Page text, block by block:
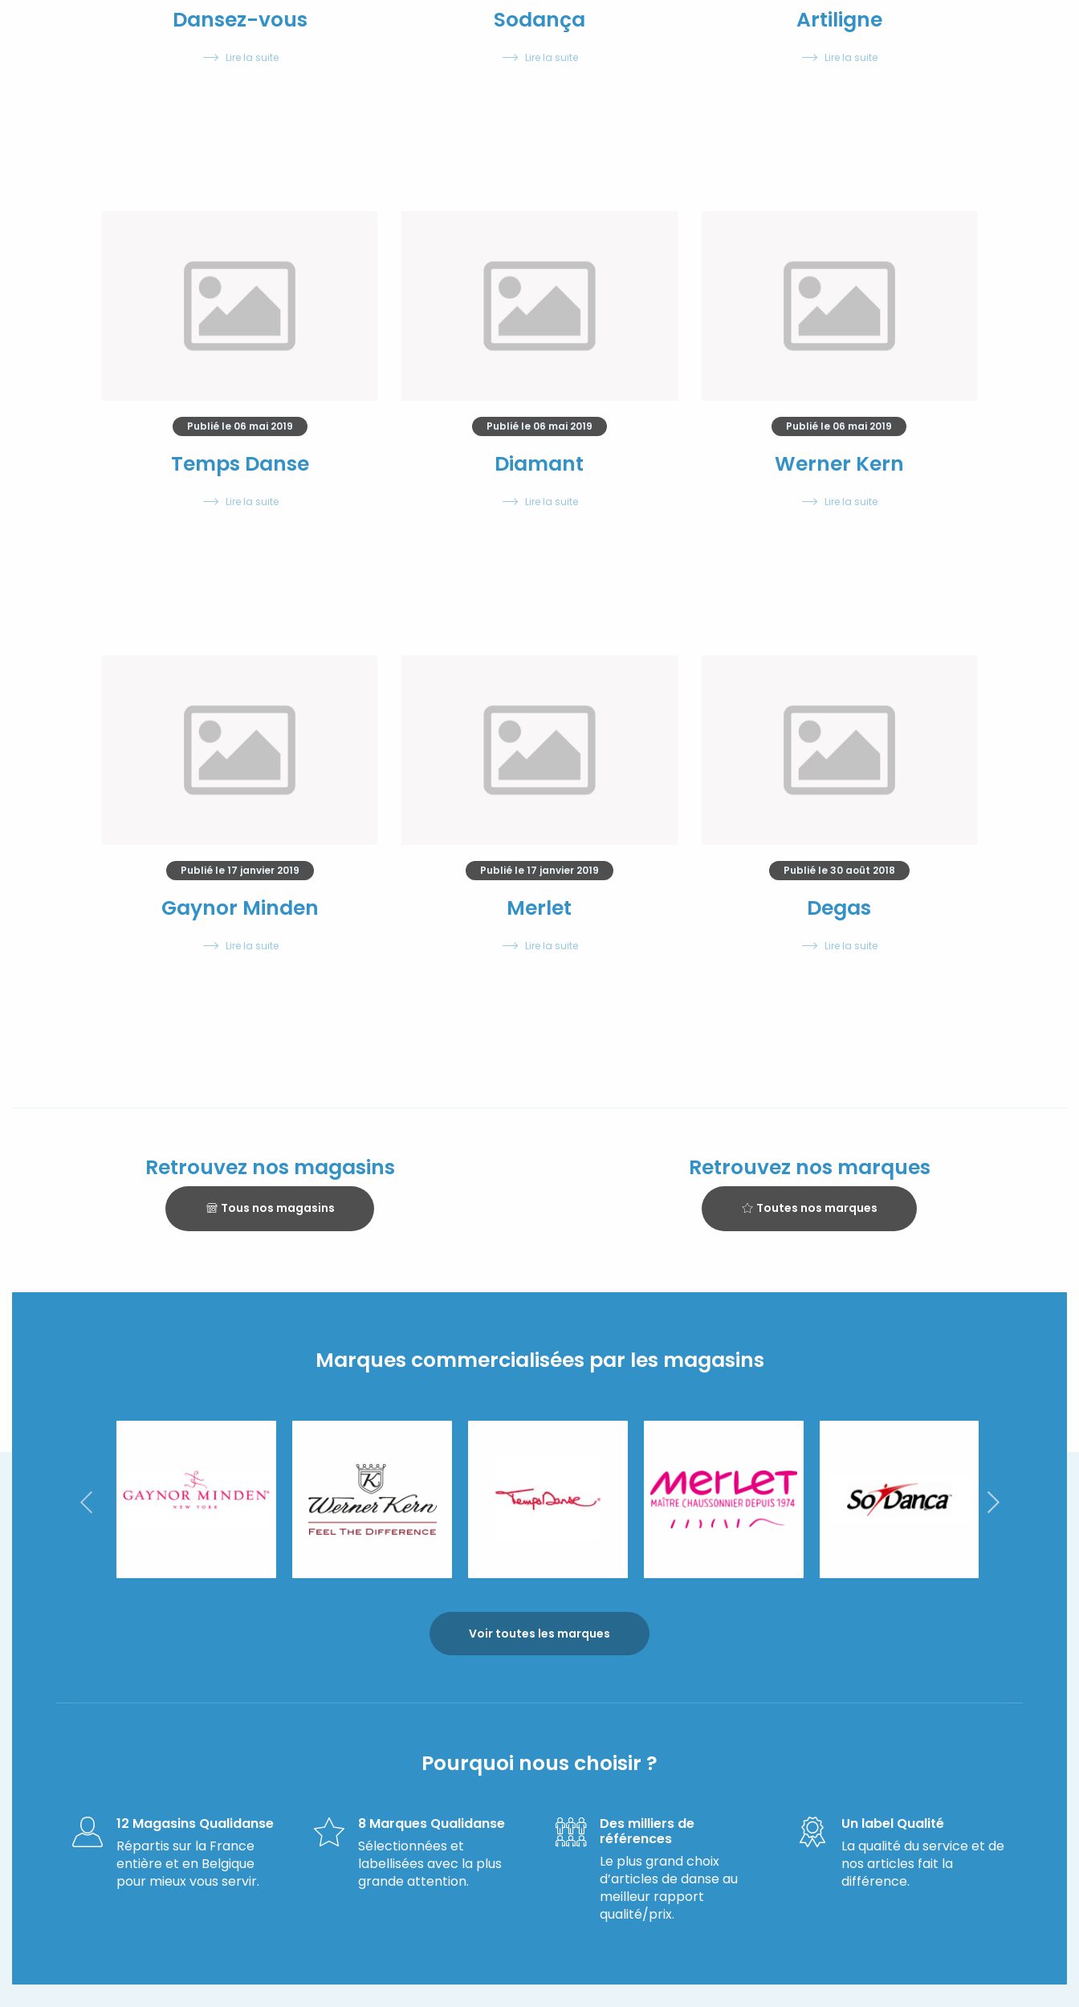
Dansez-vous
Lire la suite
Sodança
Lire la suite
Artiligne
Lire la suite
Publié le06 mai 2019
Temps Danse
Lire la suite
Publié le06 mai 2019
Diamant
Lire la suite
Publié le 06 mai 2019
Werner Kern
Lire la suite
Publié le17 janvier 2019
Gaynor Minden
Lire la suite
Publié le17 janvier 2019
Merlet
Lire la suite
Publié le30 août 2018
Degas
Lire la suite
Retrouvez nos magasins
Tous nos magasins
Retrouvez nos marques
Toutes nos marques
Marques commercialisées par les magasins
Voir toutes les marques
Pourquoi nous choisir ?
12 Magasins Qualidanse
Répartis sur la France
entière et en Belgique
pour mieux vous servir.
8 Marques Qualidanse
Sélectionnées et
labellisées avec la plus
grande attention.
Des milliers de
références
Le plus grand choix
d’articles de danse au
meilleur rapport
qualité/prix.
Un label Qualité
La qualité du service et de
nos articles fait la
différence.